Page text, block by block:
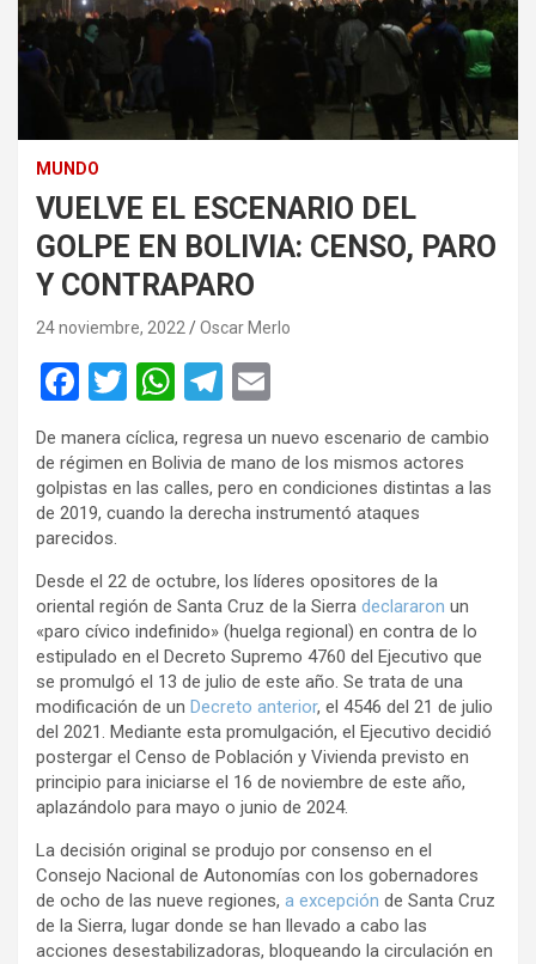
MUNDO
VUELVE EL ESCENARIO DEL
GOLPE EN BOLIVIA: CENSO, PARO
Y CONTRAPARO
24 noviembre, 2022 Oscar Merlo
F
ce
b
o
o
k
T
wi
tt
er
W
at
s
p
p
T
e
gr
m
ail
De manera cíclica, regresa un nuevo escenario de cambio
de régimen en Bolivia de mano de los mismos actores
golpistas en las calles, pero en condiciones distintas a las
de 2019, cuando la derecha instrumentó ataques
parecidos.
Desde el 22 de octubre, los líderes opositores de la
oriental región de Santa Cruz de la Sierra declararon un
«paro cívico indefinido» (huelga regional) en contra de lo
estipulado en el Decreto Supremo 4760 del Ejecutivo que
se promulgó el 13 de julio de este año. Se trata de una
modificación de un Decreto anterior, el 4546 del 21 de julio
del 2021. Mediante esta promulgación, el Ejecutivo decidió
postergar el Censo de Población y Vivienda previsto en
principio para iniciarse el 16 de noviembre de este año,
aplazándolo para mayo o junio de 2024.
La decisión original se produjo por consenso en el
Consejo Nacional de Autonomías con los gobernadores
de ocho de las nueve regiones, a excepción de Santa Cruz
de la Sierra, lugar donde se han llevado a cabo las
acciones desestabilizadoras, bloqueando la circulación en